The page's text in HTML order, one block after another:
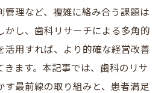
管理など、複雑に絡み合う課題は
かし、歯科リサーチによる多角的
活用すれば、より的確な経営改善
きます。本記事では、歯科のリサ
す最前線の取り組みと、患者満足